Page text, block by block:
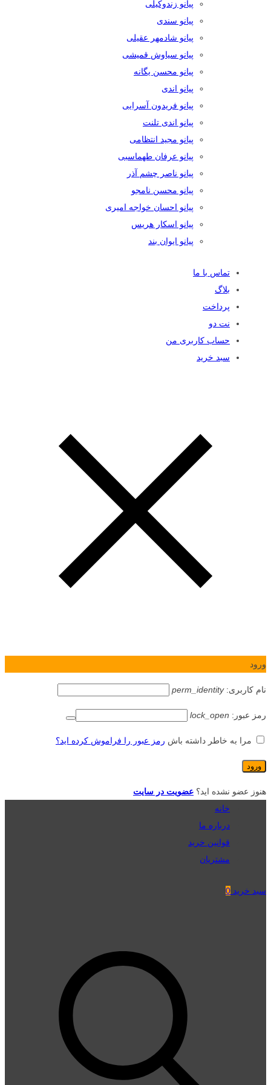
پیانو زندوکیلی
پیانو سندی
پیانو شادمهر عقیلی
پیانو سیاوش قمیشی
پیانو محسن یگانه
پیانو اندی
پیانو فریدون آسرایی
پیانو اندی تلنت
پیانو مجید انتظامی
پیانو عرفان طهماسبی
پیانو ناصر چشم آذر
پیانو محسن نامجو
پیانو احسان خواجه امیری
پیانو اسکار هریس
پیانو ایوان بند
تماس با ما
بلاگ
پرداخت
نت دو
حساب کاربری من
سبد خرید
ورود
نام کاربری:perm_identity
رمز عبور: lock_open
مرا به خاطر داشته باش رمز عبور را فراموش کرده اید؟
هنوز عضو نشده اید؟ عضویت در سایت
خانه
درباره ما
قوانین خرید
مشتریان
سبد خرید 0